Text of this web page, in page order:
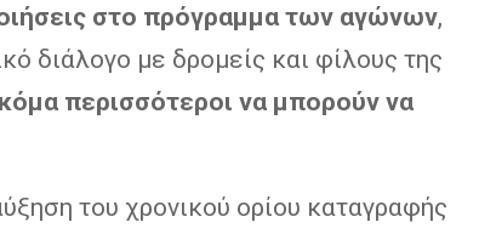
στο πρόγραμμα των αγώνων,
διάλογο με δρομείς και φίλους της
περισσότεροι να μπορούν να
του χρονικού ορίου καταγραφής